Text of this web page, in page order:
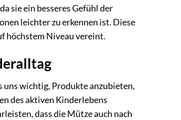
sie ein besseres Gefühl der
leichter zu erkennen ist. Diese
höchstem Niveau vereint.
uns wichtig, Produkte anzubieten,
des aktiven Kinderlebens
dass die Mütze auch nach